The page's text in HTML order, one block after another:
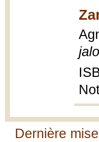
Dernière